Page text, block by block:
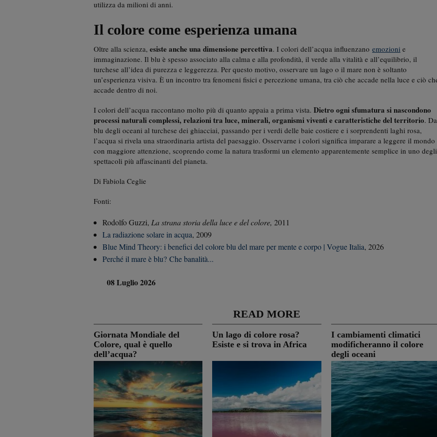
utilizza da milioni di anni.
Il colore come esperienza umana
Oltre alla scienza, esiste anche una dimensione percettiva. I colori dell’acqua influenzano emozioni e
immaginazione. Il blu è spesso associato alla calma e alla profondità, il verde alla vitalità e all’equilibrio, il
turchese all’idea di purezza e leggerezza. Per questo motivo, osservare un lago o il mare non è soltanto
un’esperienza visiva. È un incontro tra fenomeni fisici e percezione umana, tra ciò che accade nella luce e ciò
accade dentro di noi.
I colori dell’acqua raccontano molto più di quanto appaia a prima vista. Dietro ogni sfumatura si nascondono
processi naturali complessi, relazioni tra luce, minerali, organismi viventi e caratteristiche del territorio.
blu degli oceani al turchese dei ghiacciai, passando per i verdi delle baie costiere e i sorprendenti laghi rosa,
l’acqua si rivela una straordinaria artista del paesaggio. Osservarne i colori significa imparare a leggere il mondo
con maggiore attenzione, scoprendo come la natura trasformi un elemento apparentemente semplice in uno degli
spettacoli più affascinanti del pianeta.
Di Fabiola Ceglie
Fonti:
Rodolfo Guzzi, La strana storia della luce e del colore, 2011
La radiazione solare in acqua, 2009
Blue Mind Theory: i benefici del colore blu del mare per mente e corpo | Vogue Italia, 2026
Perché il mare è blu? Che banalità...
08 Luglio 2026
READ MORE
Giornata Mondiale del
Colore, qual è quello
dell’acqua?
Un lago di colore rosa?
Esiste e si trova in Africa
I cambiamenti climatici
modificheranno il colore
degli oceani